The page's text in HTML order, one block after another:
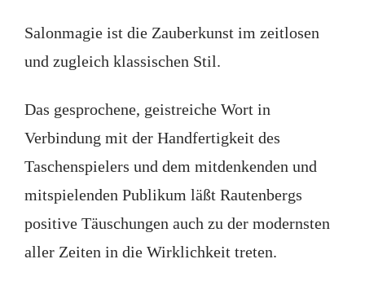
Salonmagie ist die Zauberkunst im zeitlosen
und zugleich klassischen Stil.
Das gesprochene, geistreiche Wort in
Verbindung mit der Handfertigkeit des
Taschenspielers und dem mitdenkenden und
mitspielenden Publikum läßt Rautenbergs
positive Täuschungen auch zu der modernsten
aller Zeiten in die Wirklichkeit treten.